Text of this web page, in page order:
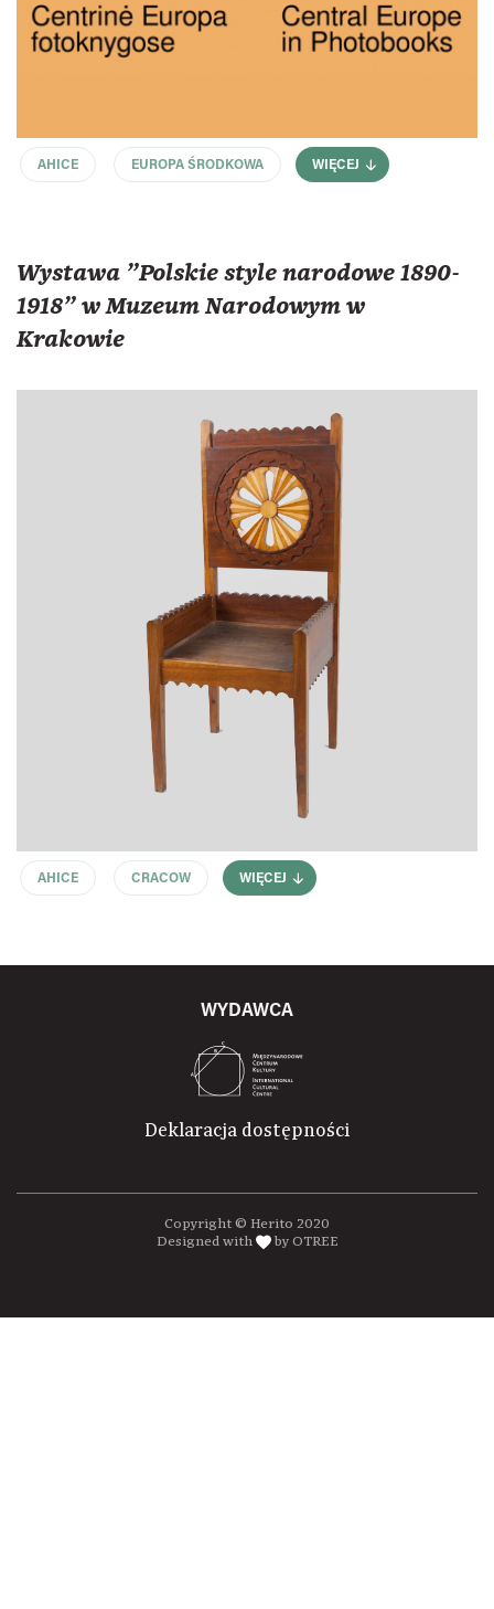
AHICE EUROPA ŚRODKOWA WIĘCEJ
Wystawa "Polskie style narodowe 1890-
1918" w Muzeum Narodowym w
Krakowie
AHICE CRACOW WIĘCEJ
WYDAWCA
Deklaracja dostępności
Copyright © Herito 2020
Designed with
by OTREE